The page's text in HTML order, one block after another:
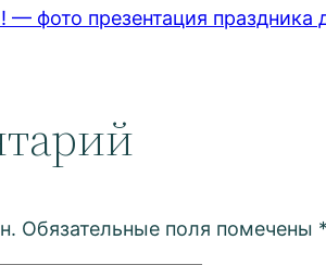
презентация праздника
Обязательные поля помечены *